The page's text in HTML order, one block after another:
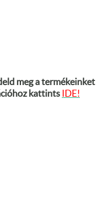
meg a termékeinket
kattints IDE!